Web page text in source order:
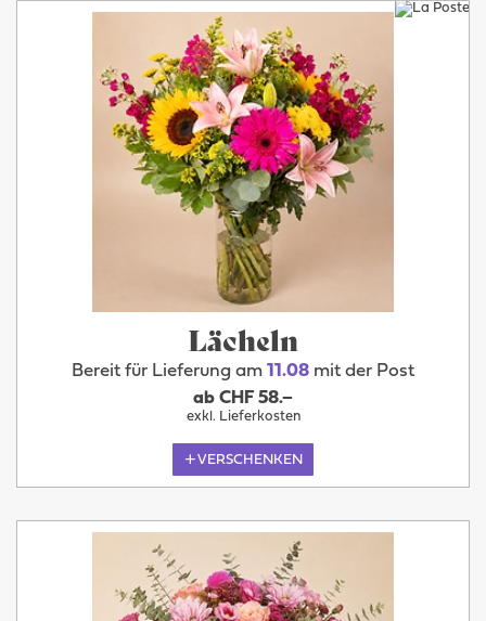
Lächeln
Bereit für Lieferung am 11.08 mit der Post
ab CHF 58.–
exkl. Lieferkosten
VERSCHENKEN